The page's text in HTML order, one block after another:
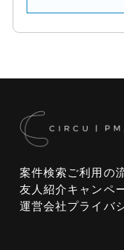
案件検索 ご利用の
友人紹介キャンペ
運営会社プライバ